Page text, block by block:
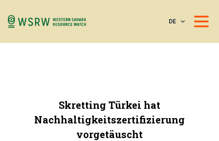
DE
Skretting Türkei hat
Nachhaltigkeitszertifizierung
vorgetäuscht